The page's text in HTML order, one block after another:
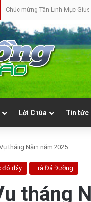
Chúc mừng Tân Linh Mục
Lời Chúa Tin tức
tháng Năm năm 2025
đó đây Trà Đá Đường
tháng